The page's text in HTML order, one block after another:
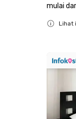
mulai
Lihat